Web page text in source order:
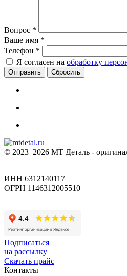
Вопрос *
Ваше имя *
Телефон *
Я согласен на обработку
Сбросить
© 2023–2026 МТ Деталь -
ИНН 6312140117
ОГРН 1146312005510
Подписаться
на рассылку
Скачать прайс
Контакты